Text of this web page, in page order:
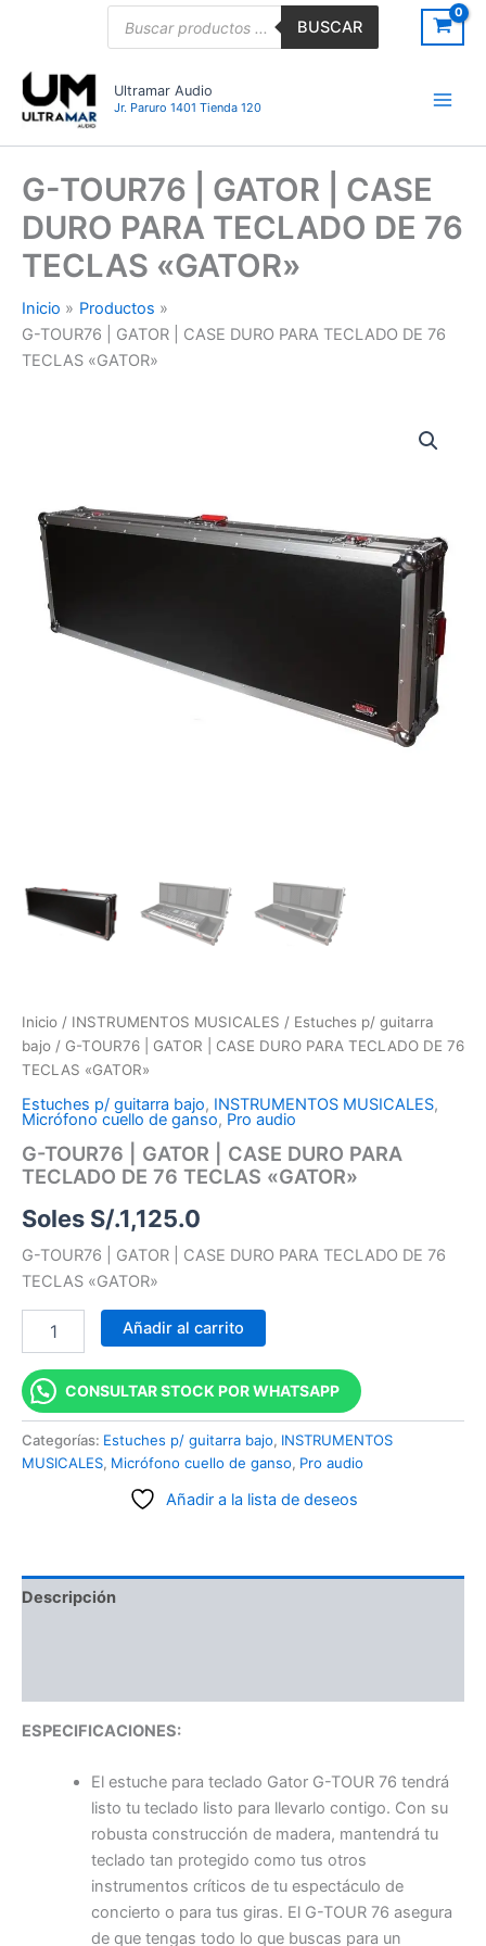
BUSCAR
Ultramar Audio
Jr. Paruro 1401 Tienda 120
G-TOUR76 | GATOR | CASE
DURO PARA TECLADO DE 76
TECLAS «GATOR»
Inicio
Productos
G-TOUR76 | GATOR | CASE DURO PARA TECLADO DE 76
TECLAS «GATOR»
Inicio / INSTRUMENTOS MUSICALES / Estuches p/ guitarra
bajo / G-TOUR76 | GATOR | CASE DURO PARA TECLADO DE 76
TECLAS «GATOR»
Estuches p/ guitarra bajo, INSTRUMENTOS MUSICALES,
Micrófono cuello de ganso, Pro audio
G-TOUR76 | GATOR | CASE DURO PARA
TECLADO DE 76 TECLAS «GATOR»
Soles S/.1,125.0
G-TOUR76 | GATOR | CASE DURO PARA TECLADO DE 76
TECLAS «GATOR»
CASE
DURO
PARA
TECLADO
Añadir al carrito
CONSULTAR STOCK POR WHATSAPP
Categorías: Estuches p/ guitarra bajo, INSTRUMENTOS
MUSICALES, Micrófono cuello de ganso, Pro audio
Añadir a la lista de deseos
Descripción
ESPECIFICACIONES:
El estuche para teclado Gator G-TOUR 76 tendrá
listo tu teclado listo para llevarlo contigo. Con su
robusta construcción de madera, mantendrá tu
teclado tan protegido como tus otros
instrumentos críticos de tu espectáculo de
concierto o para tus giras. El G-TOUR 76 asegura
de que tengas todo lo que buscas para un